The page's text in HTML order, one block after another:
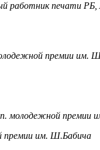
работник печати
премии им.
молодежной премии
премии им. Ш.Бабича